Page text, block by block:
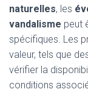
naturelles, les
vandalisme peut
spécifiques. Les
valeur, tels que
vérifier la
conditions